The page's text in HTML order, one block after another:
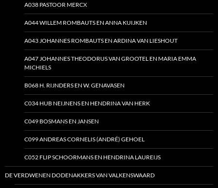
A038 PASTOOR MERCX
A044 WILLEM ROMBAUTS EN ANNA KUIJKEN
A043 JOHANNES ROMBAUTS EN ARDINA VAN LIESHOUT
A047 JOHANNES THEODORUS VAN GROOTEL EN MARIA EMMA
MICHIELS
B068 H. RIJNDERS EN W. GENAVASEN
C034 HUB NEIJNENS EN HENDRINA VAN HERK
C049 BOSMANS EN JANSEN
C099 ANDREAS CORNELIS (ANDRÉ) GEHOEL
C052 FLIP SCHOORMANS EN HENDRINA LAUREIJS
DE VERDWENEN DODENAKKERS VAN VALKENSWAARD